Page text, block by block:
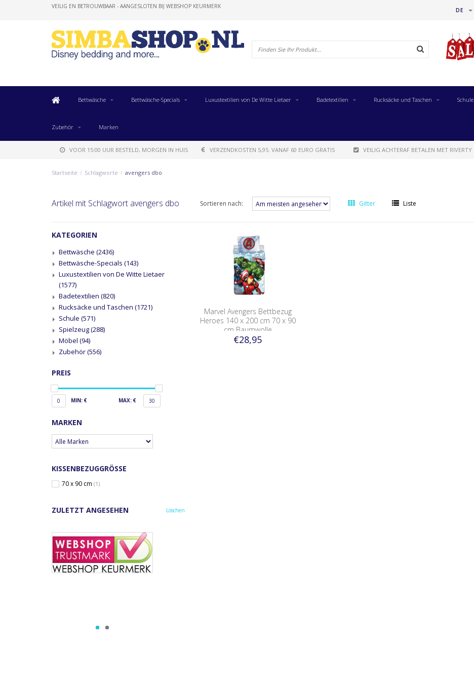
DE
VEILIG EN BETROUWBAAR - AANGESLOTEN BIJ WEBSHOP KEURMERK
Bettwäsche Bettwäsche-Specials Luxustextilien von De Witte Lietaer Badetextilien Rucksäcke und Taschen Schule
Zubehör Marken
VOOR 15:00 UUR BESTELD, MORGEN IN HUIS VERZENDKOSTEN 5,95. VANAF 60 EURO GRATIS VEILIG ACHTERAF BETALEN MET RIVERTY
Startseite / Schlagworte / avengers dbo
Artikel mit Schlagwort avengers dbo Sortieren nach: Gitter Liste
KATEGORIEN
Bettwäsche (2436)
Bettwäsche-Specials (143)
Luxustextilien von De Witte Lietaer
(1577)
Badetextilien (820)
Rucksäcke und Taschen (1721)
Schule (571)
Spielzeug(288)
Möbel (94)
Zubehör(556)
PREIS
0 MIN: € MAX: € 30
MARKEN
KISSENBEZUGGRÖSSE
70 x 90 cm (1)
ZULETZT ANGESEHEN Löschen
Marvel Avengers Bettbezug
Heroes 140 x 200 cm 70 x 90
cm Baumwolle
€28,95